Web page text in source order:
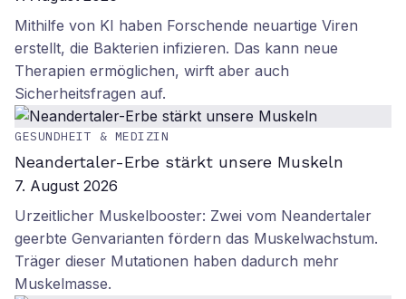
Mithilfe von KI haben Forschende neuartige Viren
erstellt, die Bakterien infizieren. Das kann neue
Therapien ermöglichen, wirft aber auch
Sicherheitsfragen auf.
GESUNDHEIT & MEDIZIN
Neandertaler-Erbe stärkt unsere Muskeln
7. August 2026
Urzeitlicher Muskelbooster: Zwei vom Neandertaler
geerbte Genvarianten fördern das Muskelwachstum.
Träger dieser Mutationen haben dadurch mehr
Muskelmasse.